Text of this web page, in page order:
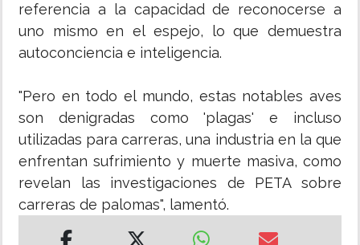
referencia a la capacidad de reconocerse a
uno mismo en el espejo, lo que demuestra
autoconciencia e inteligencia.
"Pero en todo el mundo, estas notables aves
son denigradas como 'plagas' e incluso
utilizadas para carreras, una industria en la que
enfrentan sufrimiento y muerte masiva, como
revelan las investigaciones de PETA sobre
carreras de palomas", lamentó.